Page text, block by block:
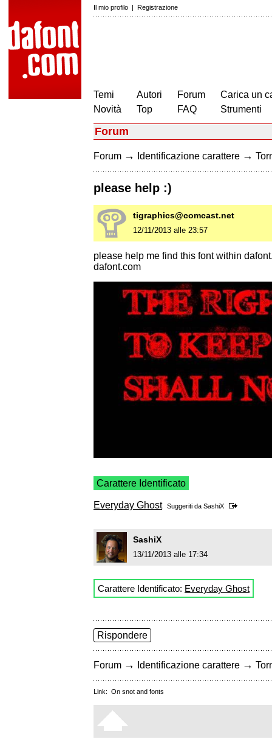
Il mio profilo | Registrazione
Temi
Novità
Autori
Top
Forum
FAQ
Carica un
Strumenti
Forum
Forum → Identificazione carattere →
please help :)
tigraphics@comcast.net
12/11/2013 alle 23:57
please help me find this font within
dafont.com
Carattere Identificato
Everyday Ghost Suggeriti da SashiX
SashiX
13/11/2013 alle 17:34
Carattere Identificato: Everyday Ghost
Rispondere
Forum → Identificazione carattere →
Link: On snot and fonts